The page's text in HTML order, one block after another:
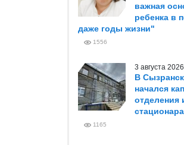
важная
ребенка в
даже годы жизни"
1556
3 августа 2026
В
начался
отделения
стационара
1165